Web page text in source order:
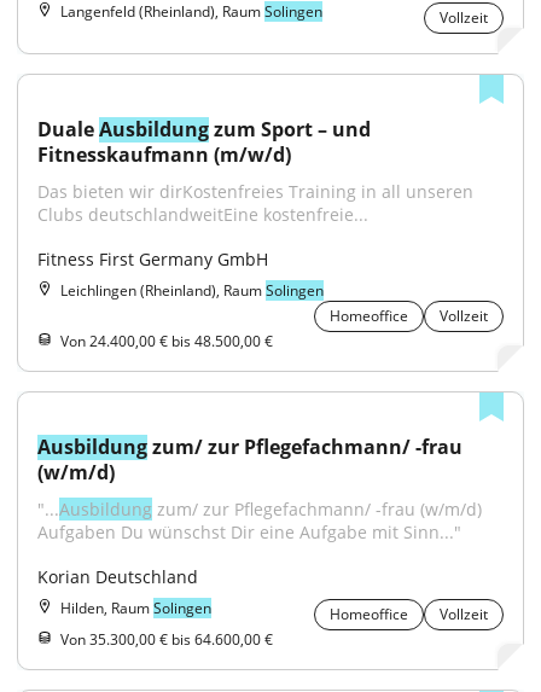
Langenfeld (Rheinland), RaumSolingen Vollzeit
Duale Ausbildung zum Sport – und
Fitnesskaufmann (m/w/d)
Das bieten wir dirKostenfreies Training in all unseren
Clubs deutschlandweitEine kostenfreie...
Fitness First Germany GmbH
Leichlingen (Rheinland), RaumSolingen
Homeoffice
Vollzeit
Von 24.400,00 € bis 48.500,00 €
Ausbildung zum/ zur Pflegefachmann/ -frau
(w/m/d)
"...Ausbildung zum/ zur Pflegefachmann/ -frau (w/m/d)
Aufgaben Du wünschst Dir eine Aufgabe mit Sinn..."
Korian Deutschland
Hilden, RaumSolingen Homeoffice
Vollzeit
Von 35.300,00 € bis 64.600,00 €